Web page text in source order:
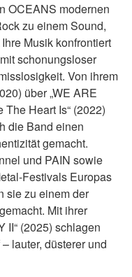
OCEANS modernen
zu einem Sound,
Musik konfrontiert
schonungsloser
Von ihrem
über „WE ARE
The Heart Is“ (2022)
die Band einen
gemacht.
und PAIN sowie
Festivals Europas
sie zu einem der
Mit ihrer
II“ (2025) schlagen
lauter, düsterer und